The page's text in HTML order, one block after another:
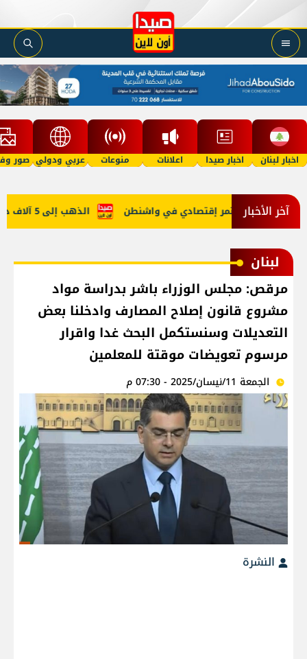
اخبار لبنان اخبار صيدا اعلانات منوعات عربي ودولي صور
آخر الأخبار الذهب إلى 5 آلاف دولار في 2027؟ في روما ومُؤتمر إقتصادي في واشنطن
لبنان
مرقص: مجلس الوزراء باشر بدراسة مواد
مشروع قانون إصلاح المصارف وادخلنا بعض
التعديلات وسنستكمل البحث غدا واقرار
مرسوم تعويضات موقتة للمعلمين
الجمعة 11/نيسان/2025 - 07:30 م
النشرة